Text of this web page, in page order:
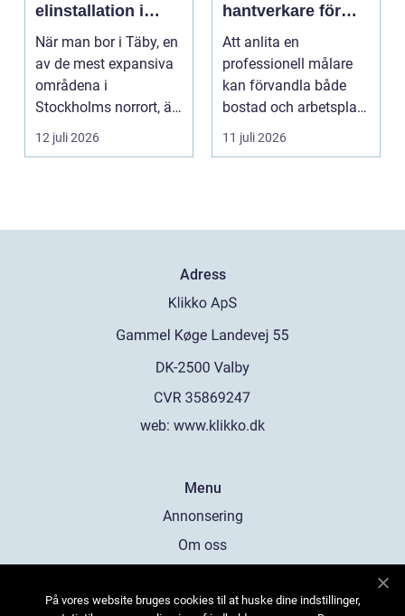
elinstallation i
norrort
När man bor i Täby, en
av de mest expansiva
områdena i
Stockholms norrort, är
b...
12 juli 2026
hantverkare för
hem och företag
Att anlita en
professionell målare
kan förvandla både
bostad och arbetsplats
på kort tid. Färger, yt...
11 juli 2026
Adress
web: www.klikko.dk
Menu
Annonsering
Om oss
Kontakta oss
På vores website bruges cookies til at huske dine indstillinger,